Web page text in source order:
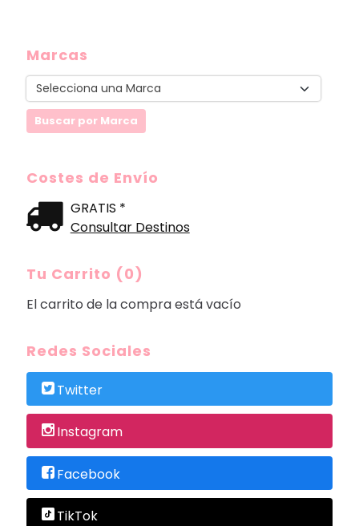
Marcas
Costes de Envío
GRATIS *
Consultar Destinos
Tu Carrito (0)
El carrito de la compra está vacío
Redes Sociales
Twitter
Instagram
Facebook
TikTok